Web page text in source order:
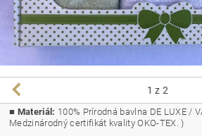
1 z 2
■ Materiál: 100% Prírodná bavlna DE LUXE /
Medzinárodný certifikát kvality OKO-TEX. )